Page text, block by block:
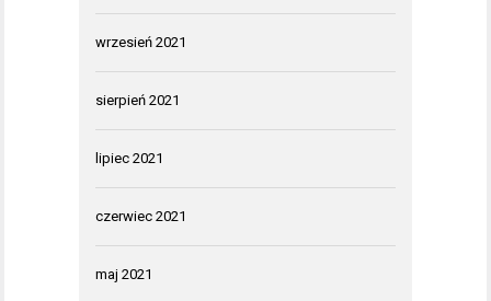
wrzesień 2021
sierpień 2021
lipiec 2021
czerwiec 2021
maj 2021